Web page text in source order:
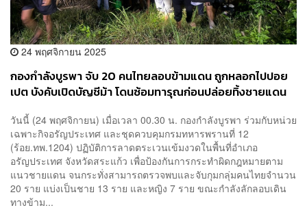
24 พฤศจิกายน 2025
กองกำลังบูรพา จับ 20 คนไทยลอบข้ามแดน ถูกหลอกไปปอย
เปต บังคับเปิดบัญชีม้า โดนซ้อมทารุณก่อนปล่อยทิ้งชายแดน
วันนี้ (24 พฤศจิกายน) เมื่อเวลา 00.30 น. กองกำลังบูรพา ร่วมกับหน่วย
เฉพาะกิจอรัญประเทศ และชุดควบคุมกรมทหารพรานที่ 12
(ร้อย.ทพ.1204) ปฏิบัติการลาดตระเวนเข้มงวดในพื้นที่อำเภอ
อรัญประเทศ จังหวัดสระแก้ว เพื่อป้องกันการกระทำผิดกฎหมายตาม
แนวชายแดน จนกระทั่งสามารถตรวจพบและจับกุมกลุ่มคนไทยจำนวน
20 ราย แบ่งเป็นชาย 13 ราย และหญิง 7 ราย ขณะกำลังลักลอบเดิน
ทางข้าม...